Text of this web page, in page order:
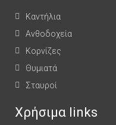
Καντήλια
Ανθοδοχεία
Κορνίζες
Θυμιατά
Σταυροί
Χρήσιμα links